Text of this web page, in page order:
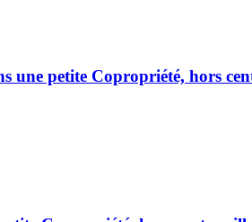
une petite Copropriété, hors